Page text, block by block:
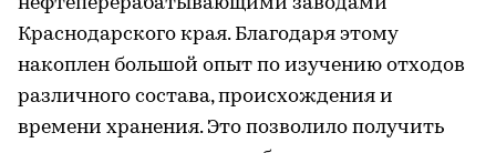
Краснодарского края. Благодаря этому
накоплен большой опыт по изучению отходов
различного состава, происхождения и
времени хранения. Это позволило получить